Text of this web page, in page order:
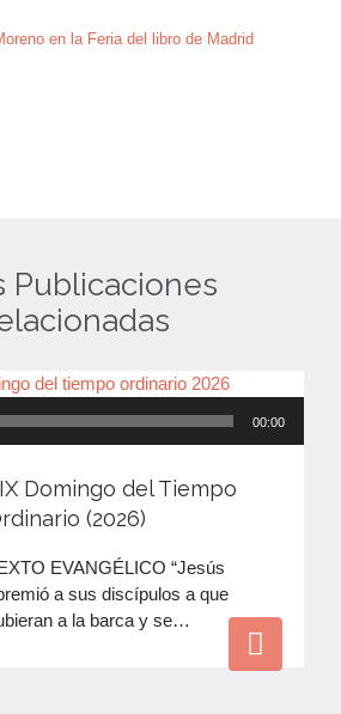
en la Feria del libro de Madrid
Publicaciones
00:00
Domingo del Tiempo
(2026)
EVANGÉLICO “Jesús
a sus discípulos a que
a la barca y se…